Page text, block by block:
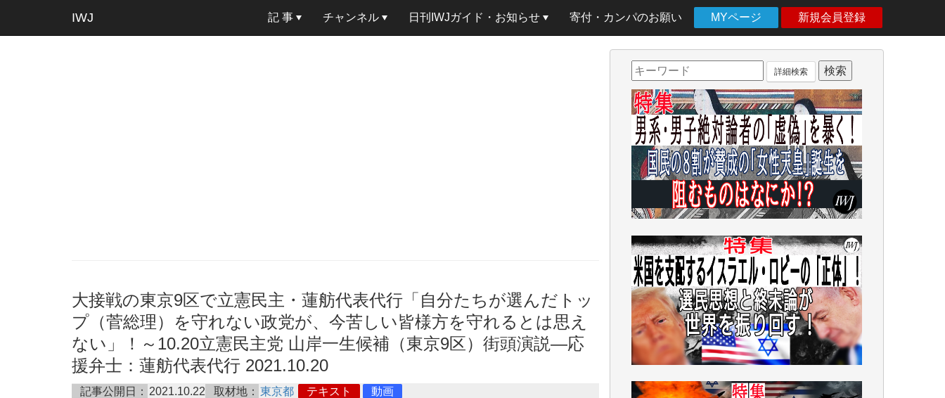
IWJ 記 事 チャンネル 日刊IWJガイド・お知らせ 寄付・カンパのお願い MYページ 新規会員登録
大接戦の東京9区で立憲民主・蓮舫代表代行「自分たちが選んだトッ
プ（菅総理）を守れない政党が、今苦しい皆様方を守れるとは思え
ない」！～10.20立憲民主党 山岸一生候補（東京9区）街頭演説―応
援弁士：蓮舫代表代行 2021.10.20
記事公開日： 2021.10.22 取材地： 東京都 テキスト 動画
詳細検索